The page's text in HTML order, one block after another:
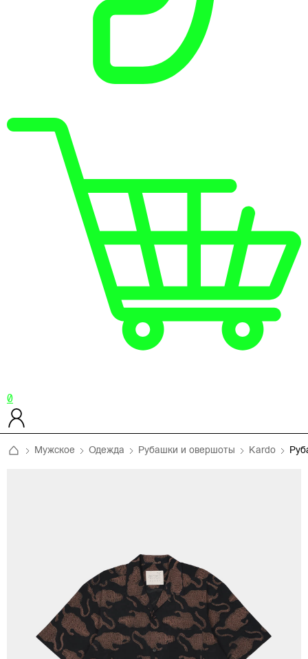
0
Мужское Одежда Рубашки и овершоты Kardo